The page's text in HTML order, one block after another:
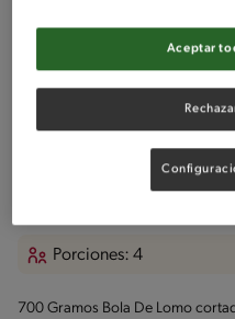
Ingredientes ¡A
No incluido en la receta
Sin nueces de árbol
Porciones: 4
700 Gramos Bola De Lomo
Aceptar